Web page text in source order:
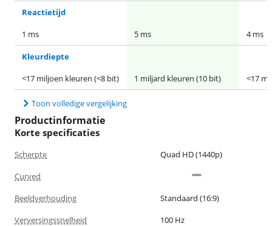
Reactietijd
1 ms
5 ms 4 ms
Kleurdiepte
<17 miljoen kleuren (<8 bit)
1 miljard kleuren (10 bit) <17
Toon volledige vergelijking
Productinformatie
Korte specificaties
Scherpte
Quad HD (1440p)
Curved
Beeldverhouding
Standaard (16:9)
Verversingssnelheid
100 Hz